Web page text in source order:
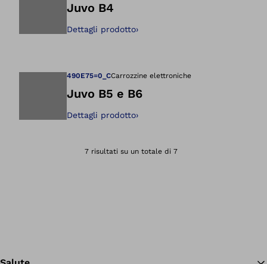
Juvo B4
Dettagli prodotto›
490E75=0_CCarrozzine elettroniche
Juvo B5 e B6
Dettagli prodotto›
7 risultati su un totale di 7